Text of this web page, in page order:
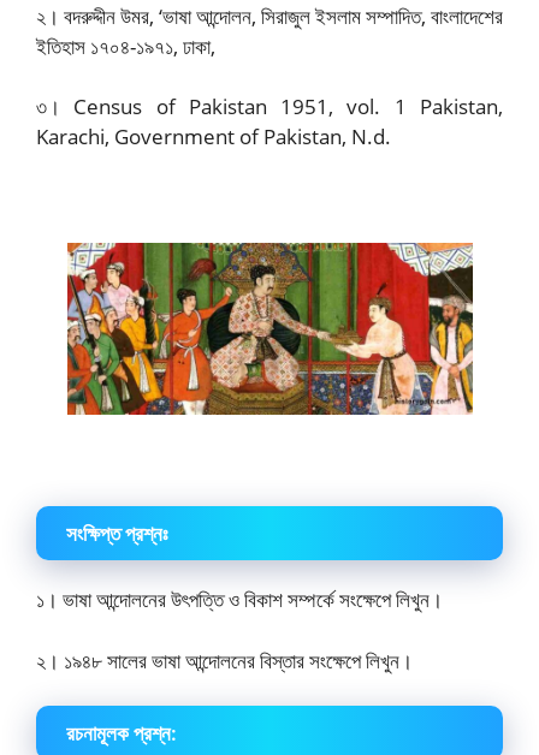
২। বদরুদ্দীন উমর, ‘ভাষা আন্দোলন, সিরাজুল ইসলাম সম্পাদিত, বাংলাদেশের
ইতিহাস ১৭০৪-১৯৭১, ঢাকা,
৩। Census of Pakistan 1951, vol. 1 Pakistan,
Karachi, Government of Pakistan, N.d.
সংক্ষিপ্ত প্রশ্নঃ
১। ভাষা আন্দোলনের উৎপত্তি ও বিকাশ সম্পর্কে সংক্ষেপে লিখুন।
২। ১৯৪৮ সালের ভাষা আন্দোলনের বিস্তার সংক্ষেপে লিখুন।
রচনামূলক প্রশ্ন: